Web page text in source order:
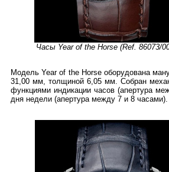
Часы Year of the Horse (Ref. 86073/
Модель Year of the Horse оборудована
31,00 мм, толщиной 6,05 мм. Собран
функциями индикации часов (апертура
дня недели (апертура между 7 и 8